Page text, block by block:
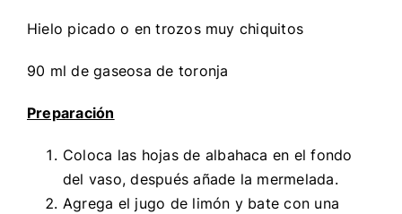
Hielo picado o en trozos muy chiquitos
90 ml de gaseosa de toronja
Preparación
Coloca las hojas de albahaca en el fondo
del vaso, después añade la mermelada.
Agrega el jugo de limón y bate con una